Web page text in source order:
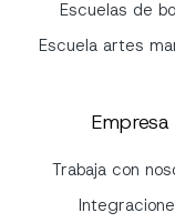
Escuelas de
Escuela artes
Empresa
Trabaja con